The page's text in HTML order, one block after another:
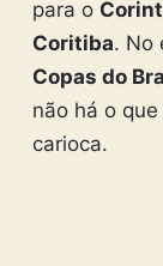
para o
Coritiba. No
Copas do
não há o
carioca.